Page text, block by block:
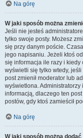
Na górę
W jaki sposób można
Jeśli nie jesteś
tylko swoje posty. Możesz
się przy danym poście.
jego napisaniu. Jeżeli ktoś
się informacja ile razy i kiedy
wyświetli się tylko wtedy,
post zmienił moderator lub
wyświetlona.
informacją, dlaczego ten
postów, gdy ktoś zamieścił
Na górę
W jaki sposób można